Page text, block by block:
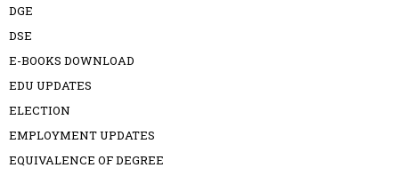
DGE
DSE
E-BOOKS DOWNLOAD
EDU UPDATES
ELECTION
EMPLOYMENT UPDATES
EQUIVALENCE OF DEGREE